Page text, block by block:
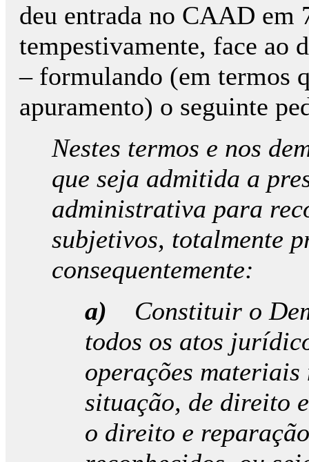
deu entrada no CAAD em
tempestivamente, face ao
– formulando (em termos
apuramento) o seguinte
Nestes termos e nos
que seja admitida a
administrativa para
subjetivos, totalmente
consequentemente:
a) Constituir o
todos os atos
operações
situação, de direito
o direito e